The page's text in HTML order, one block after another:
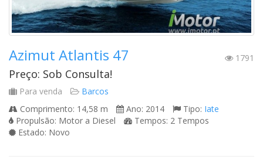
1791
Azimut Atlantis 47
Preço: Sob Consulta!
Para venda
Barcos
Comprimento: 14,58 m
Ano: 2014 Tipo: Iate
Propulsão: Motor a Diesel
Tempos: 2 Tempos
Estado: Novo